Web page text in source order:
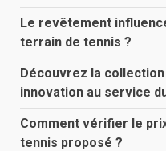
Le revêtement
terrain de tennis ?
Découvrez la
innovation au service
Comment vérifier le
tennis proposé ?